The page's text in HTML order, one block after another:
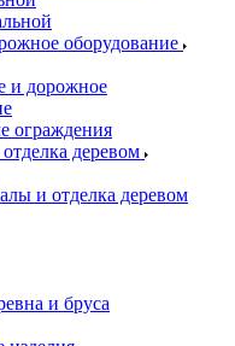
оборудование
и дорожное
ограждения
деревом
и отделка деревом
и бруса